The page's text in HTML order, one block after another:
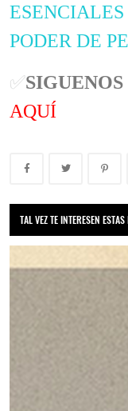
PODER DE
✅
AQUÍ
TAL VEZ TE INTERESEN